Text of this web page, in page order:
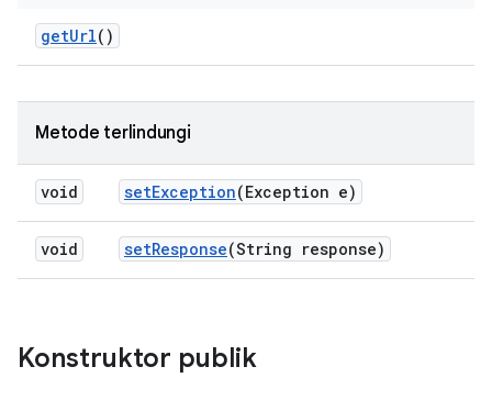
getUrl()
Metode terlindungi
void setException(Exception e)
void setResponse(String response)
Konstruktor publik